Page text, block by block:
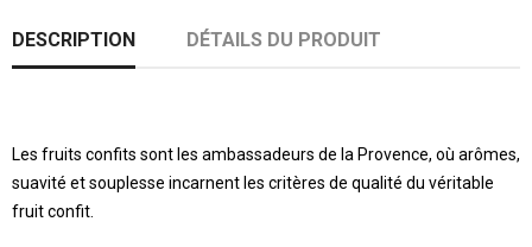
DESCRIPTION DÉTAILS DU PRODUIT
Les fruits confits sont les ambassadeurs de la Provence, où arômes,
suavité et souplesse incarnent les critères de qualité du véritable
fruit confit.